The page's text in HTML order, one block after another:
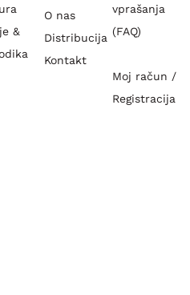
&
O nas
Distribucija
Kontakt
vprašanja
(FAQ)
Moj račun /
Registracija